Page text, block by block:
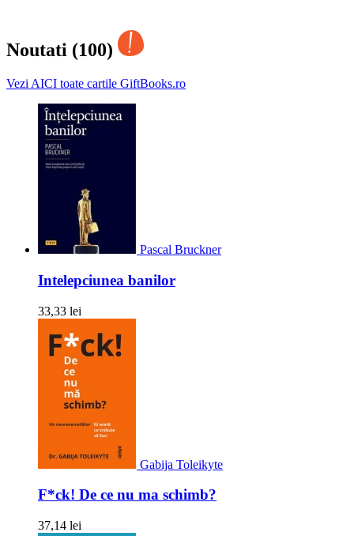
Noutati (100)
Vezi AICI toate cartile GiftBooks.ro
Pascal Bruckner
Intelepciunea banilor
33,33 lei
Gabija Toleikyte
F*ck! De ce nu ma schimb?
37,14 lei